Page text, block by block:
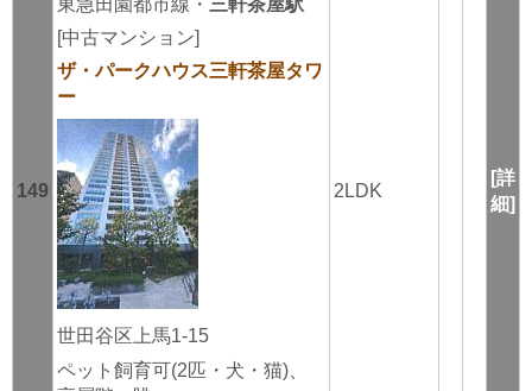
149
[中古マンション]
ザ・パークハウス三軒茶屋タワ
ー
世田谷区上馬1-15
ペット飼育可(2匹・犬・猫)、
2LDK
[詳
細]